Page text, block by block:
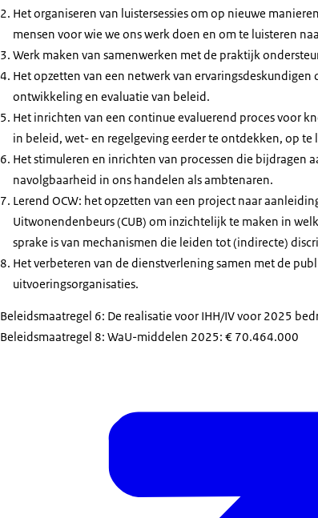
Het organiseren van luistersessies om op nieuwe
mensen voor wie we ons werk doen en om te luisteren
Werk maken van samenwerken met de praktijk
Het opzetten van een netwerk van
ontwikkeling en evaluatie van beleid.
Het inrichten van een continue evaluerend proces voor
in beleid, wet- en regelgeving eerder te ontdekken, op te
Het stimuleren en inrichten van processen die bijdragen
navolgbaarheid in ons handelen als ambtenaren.
Lerend OCW: het opzetten van een project naar
Uitwonendenbeurs (CUB) om inzichtelijk te maken in
sprake is van mechanismen die leiden tot (indirecte)
Het verbeteren van de dienstverlening samen met de
uitvoeringsorganisaties.
Beleidsmaatregel 6: De realisatie voor IHH/IV voor 2025
Beleidsmaatregel 8: WaU-middelen 2025: € 70.464.000